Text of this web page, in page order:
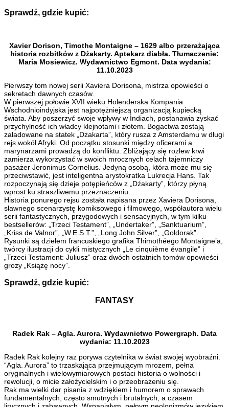
Sprawdź, gdzie kupić:
Xavier Dorison, Timothe Montaigne – 1629 albo przerażająca
historia rozbitków z Dżakarty. Aptekarz diabła. Tłumaczenie:
Maria Mosiewicz. Wydawnictwo Egmont. Data wydania:
11.10.2023
Pierwszy tom nowej serii Xaviera Dorisona, mistrza opowieści o
sekretach dawnych czasów.
W pierwszej połowie XVII wieku Holenderska Kompania
Wschodnioindyjska jest najpotężniejszą organizacją kupiecką
świata. Aby poszerzyć swoje wpływy w Indiach, postanawia zyskać
przychylność ich władcy klejnotami i złotem. Bogactwa zostają
załadowane na statek „Dżakarta”, który rusza z Amsterdamu w długi
rejs wokół Afryki. Od początku stosunki między oficerami a
marynarzami prowadzą do konfliktu. Zbliżający się rozlew krwi
zamierza wykorzystać w swoich mrocznych celach tajemniczy
pasażer Jeronimus Cornelius. Jedyną osobą, która może mu się
przeciwstawić, jest inteligentna arystokratka Lukrecja Hans. Tak
rozpoczynają się dzieje potępieńców z „Dżakarty”, którzy płyną
wprost ku straszliwemu przeznaczeniu…
Historia ponurego rejsu została napisana przez Xaviera Dorisona,
sławnego scenarzystę komiksowego i filmowego, współautora wielu
serii fantastycznych, przygodowych i sensacyjnych, w tym kilku
bestsellerów: „Trzeci Testament”, „Undertaker”, „Sanktuarium”,
„Kriss de Valnor”, „W.E.S.T.”, „Long John Silver”, „Goldorak”.
Rysunki są dziełem francuskiego grafika Thimothéego Montaigne’a,
twórcy ilustracji do cykli mistycznych „Le cinquième évangile” i
„Trzeci Testament: Juliusz” oraz dwóch ostatnich tomów opowieści
grozy „Książę nocy”.
Sprawdź, gdzie kupić:
FANTASY
Radek Rak – Agla. Aurora. Wydawnictwo Powergraph. Data
wydania: 11.10.2023
Radek Rak kolejny raz porywa czytelnika w świat swojej wyobraźni.
“Agla. Aurora” to trzaskająca przejmującym mrozem, pełna
oryginalnych i wielowymiarowych postaci historia o wolności i
rewolucji, o micie założycielskim i o przeobrażeniu się.
Rak ma wielki dar pisania z wdziękiem i humorem o sprawach
fundamentalnych, często smutnych i brutalnych, a czasem